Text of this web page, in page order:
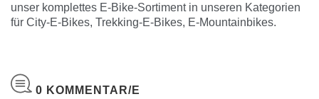
unser komplettes E-Bike-Sortiment in unseren Kategorien
für City-E-Bikes, Trekking-E-Bikes, E-Mountainbikes.
0 KOMMENTAR/E